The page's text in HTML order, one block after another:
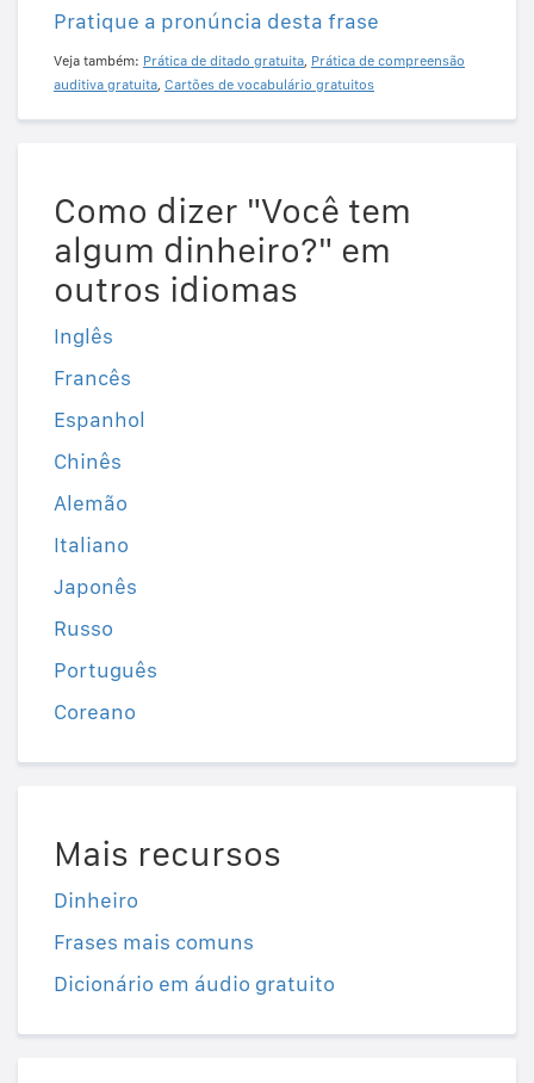
Pratique a pronúncia desta frase
Veja também: Prática de ditado gratuita, Prática de compreensão
auditiva gratuita, Cartões de vocabulário gratuitos
Como dizer "Você tem
algum dinheiro?" em
outros idiomas
Inglês
Francês
Espanhol
Chinês
Alemão
Italiano
Japonês
Russo
Português
Coreano
Mais recursos
Dinheiro
Frases mais comuns
Dicionário em áudio gratuito